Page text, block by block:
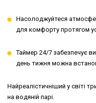
Насолоджуйтеся
для комфорту протягом
Таймер 24/7 забезпечує
день тижня можна
Найреалістичніший у світі
на водяній парі.